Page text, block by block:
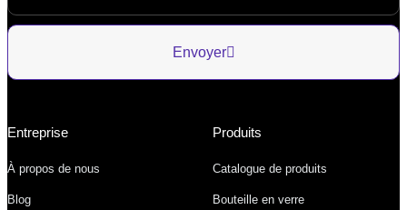
Envoyer
Entreprise
À propos de nous
Blog
Produits
Catalogue de produits
Bouteille en verre